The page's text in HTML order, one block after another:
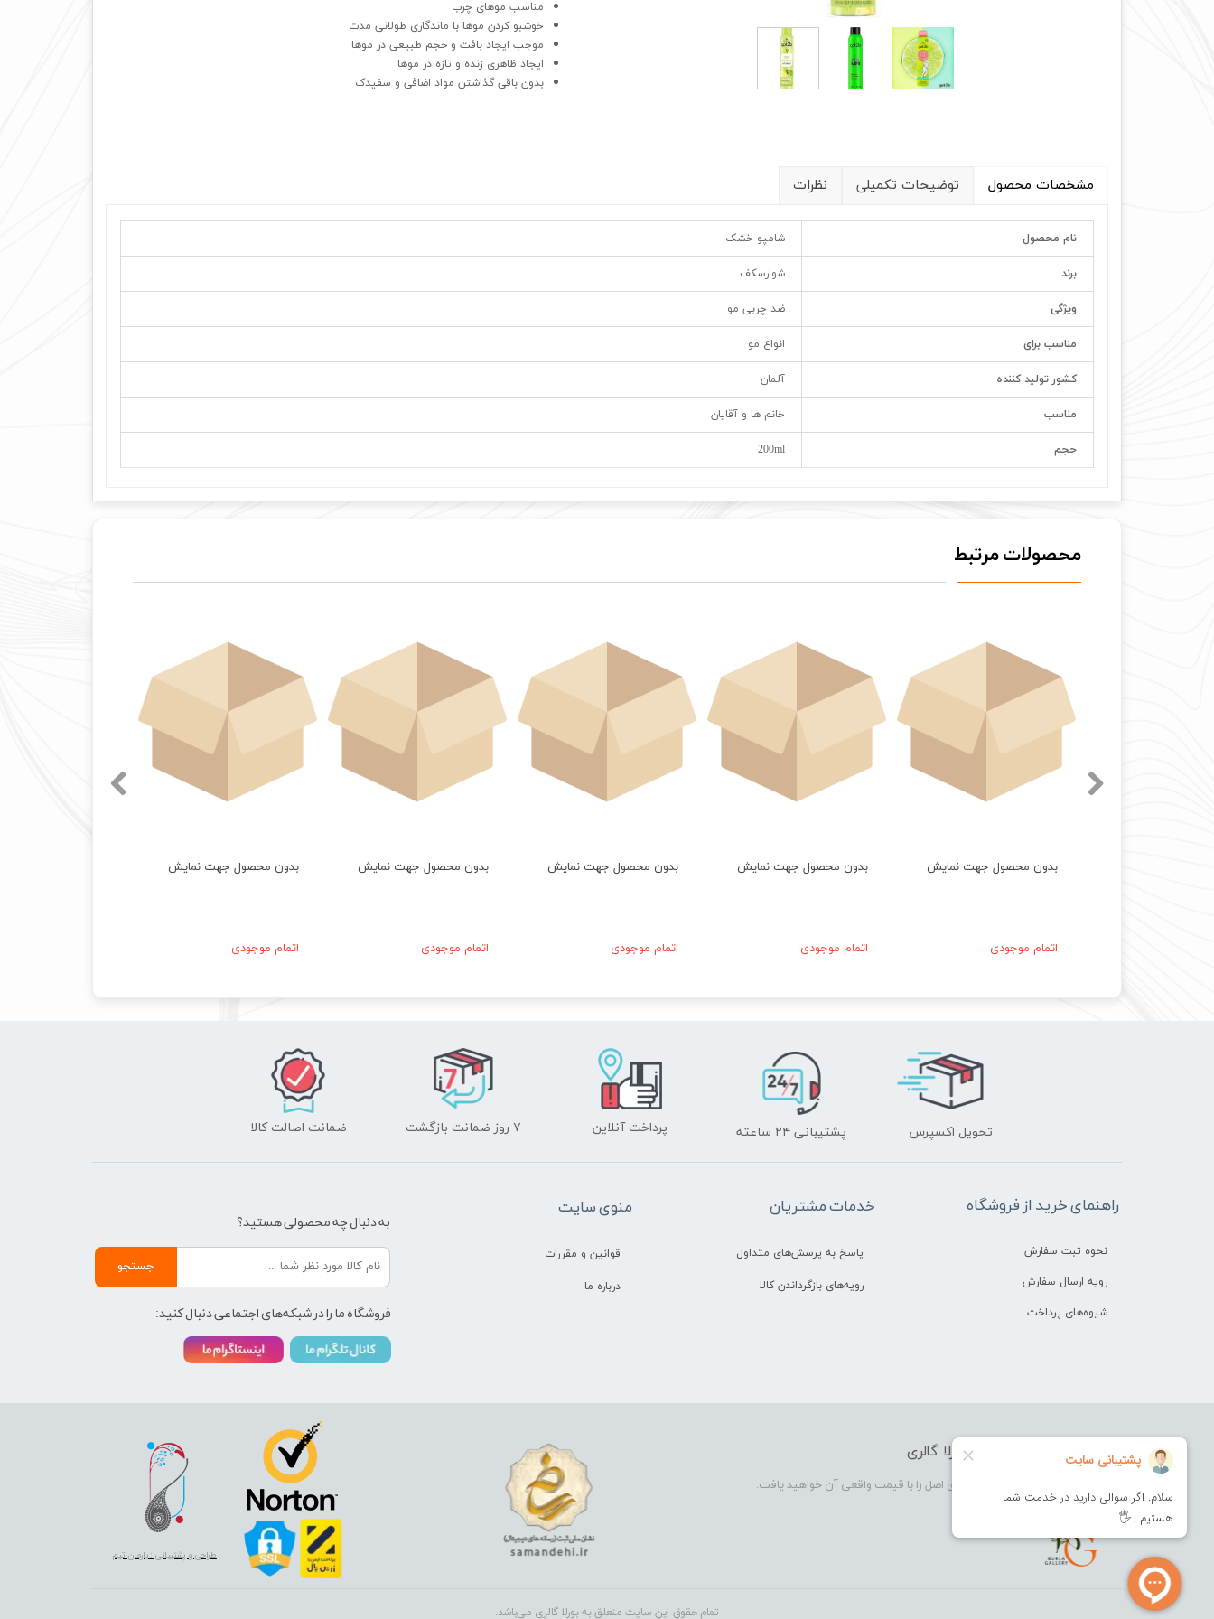
مناسب موهای چرب
خوشبو کردن موها با ماندگاری طولانی مدت
موجب ایجاد بافت و حجم طبیعی در موها
ایجاد ظاهری زنده و تازه در موها
بدون باقی گذاشتن مواد اضافی و سفیدک
مشخصات محصول توضیحات تکمیلی نظرات
نام محصول شامپو خشک
برند شوارسکف
ویژگی ضد چربی مو
مناسب برای انواع مو
کشور تولید کننده آلمان
مناسب خانم ها و آقایان
حجم 200ml
محصولات مرتبط
بدون محصول جهت نمایش
اتمام موجودی
بدون محصول جهت نمایش
اتمام موجودی
بدون محصول جهت نمایش
اتمام موجودی
بدون محصول جهت نمایش
اتمام موجودی
بدون محصول جهت نمایش
اتمام موجودی
فروشگاه آرایشی بهداشتی بورلا گالری
بورلا گالری فروشگاهی که در آن کالای اصل را با قیمت واقعی آن خواهید یافت.
تمام حقوق این سایت متعلق به بورلا گالری می‌باشد.
طراحی و پشتیبانی : بارمان تیم
تحویل اکسپرس پشتیبانی ۲۴ ساعته پرداخت آنلاین ۷ روز ضمانت بازگشت ضمانت اصالت کالا
راهنمای خرید از فروشگاه
نحوه ثبت سفارش
رویه ارسال سفارش
شیوه‌های پرداخت
خدمات مشتریان
پاسخ به پرسش‌های متداول
رویه‌های بازگرداندن کالا
منوی سایت
قوانین و مقررات
درباره ما
به دنبال چه محصولی هستید؟
جستجو
فروشگاه ما را در شبکه‌های اجتماعی دنبال کنید: